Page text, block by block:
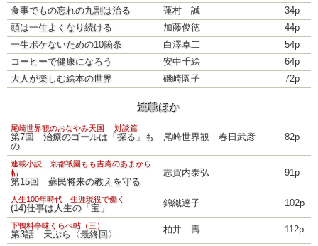
食事でもの忘れの九割は治る
蓮村 誠
34p
頭は一生よくなり続ける
加藤俊徳
44p
一生ボケないための10箇条
白澤卓二
54p
コーヒーで健康になろう
安中千絵
64p
大人が楽しむ絵本の世界
磯崎園子 72p
連載ほか
尾崎世界観のおなやみ天国 対談篇
第7回 治療のゴールは「探る」も
の
尾崎世界観 春日武彦 82p
連載小説 京都祇園もも吉庵のあまから
帖
第15回 蘇民将来の教えを守る
志賀内泰弘 91p
人生100年時代 生涯現役で働く
(14)仕事は人生の「宝」 錦織達子 102p
下鴨料亭味くらべ帖（三）
第3話 天ぷら〈最終回〉 柏井 壽 112p